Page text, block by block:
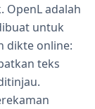
OpenL adalah
untuk
dikte online:
teks